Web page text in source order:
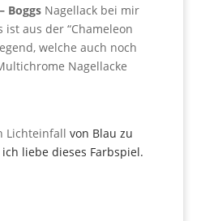
BoggsNagellack bei mir
ist aus der “Chameleon
welche auch noch
Nagellacke
Lichteinfall von Blau zu
liebe dieses Farbspiel.